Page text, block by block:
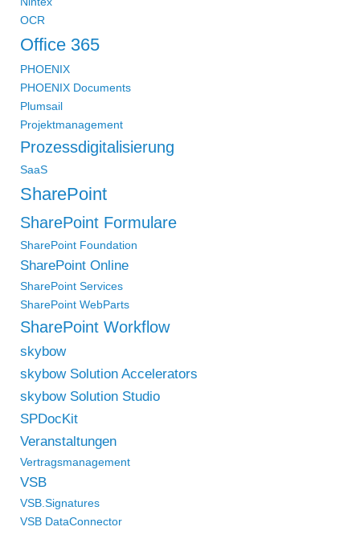
OCR
Office 365
PHOENIX
PHOENIX Documents
Plumsail
Projektmanagement
Prozessdigitalisierung
SaaS
SharePoint
SharePoint Formulare
SharePoint Foundation
SharePoint Online
SharePoint Services
SharePoint WebParts
SharePoint Workflow
skybow
skybow Solution Accelerators
skybow Solution Studio
SPDocKit
Veranstaltungen
Vertragsmanagement
VSB
VSB.Signatures
VSB DataConnector